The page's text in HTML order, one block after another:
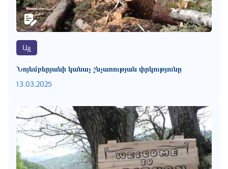
Այլ
Նոյեմբերյանի կանաչ շնչառության փրկությունը
13.03.2025